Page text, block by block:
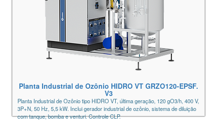
Planta Industrial de Ozônio HIDRO VT GRZO120-EPSF.
V3
Planta Industrial de Ozônio tipo HIDRO VT, última geração, 120 gO3/h, 400 V,
3P+N, 50 Hz, 5,5 kW. Inclui gerador industrial de ozônio, sistema de diluição
com tanque, bomba e venturi. Controle CLP.